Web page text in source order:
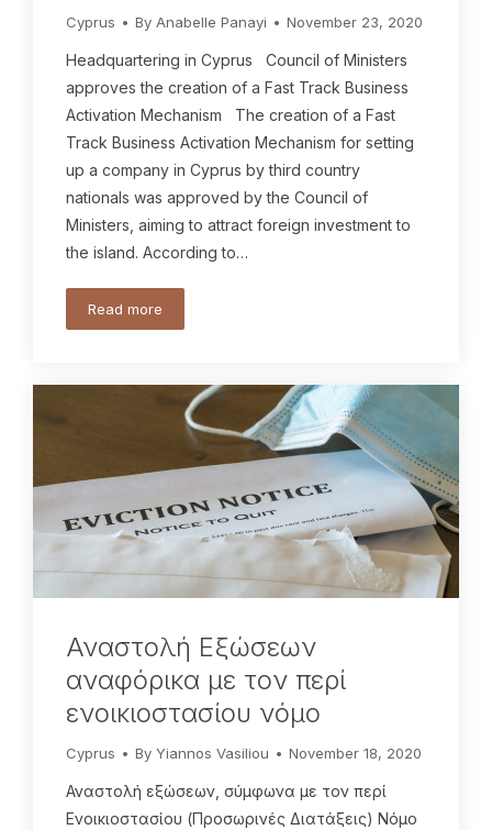
Cyprus By Anabelle Panayi November 23, 2020
Headquartering in Cyprus Council of Ministers
approves the creation of a Fast Track Business
Activation Mechanism The creation of a Fast
Track Business Activation Mechanism for setting
up a company in Cyprus by third country
nationals was approved by the Council of
Ministers, aiming to attract foreign investment to
the island. According to…
Read more
Αναστολή Εξώσεων
αναφόρικα με τον περί
ενοικιοστασίου νόμο
Cyprus By Yiannos Vasiliou November 18, 2020
Αναστολή εξώσεων, σύμφωνα με τον περί
Ενοικιοστασίου (Προσωρινές Διατάξεις) Νόμο